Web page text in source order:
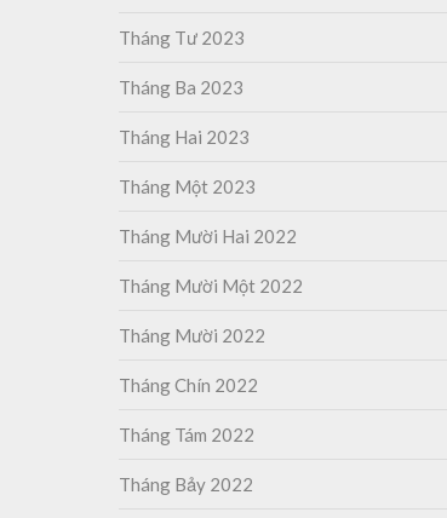
Tháng Tư 2023
Tháng Ba 2023
Tháng Hai 2023
Tháng Một 2023
Tháng Mười Hai 2022
Tháng Mười Một 2022
Tháng Mười 2022
Tháng Chín 2022
Tháng Tám 2022
Tháng Bảy 2022